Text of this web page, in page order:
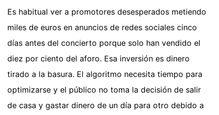
Es habitual ver a promotores desesperados metiendo
miles de euros en anuncios de redes sociales cinco
días antes del concierto porque solo han vendido el
diez por ciento del aforo. Esa inversión es dinero
tirado a la basura. El algoritmo necesita tiempo para
optimizarse y el público no toma la decisión de salir
de casa y gastar dinero de un día para otro debido a